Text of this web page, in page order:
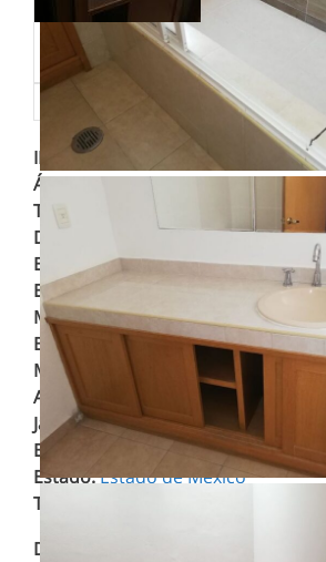
ID de propriedad
16476
Área:272 m²
Terreno
Dormitorios
Espacio para Autos:3
Estado de Construcción:Renovada
Metros de Construcción
272 m²
Baños Completos:3
Medios Baños
Antigüedad
2014
Jardín:85 m²
Baños
Estado:Estado de México
Tipo
Descripción